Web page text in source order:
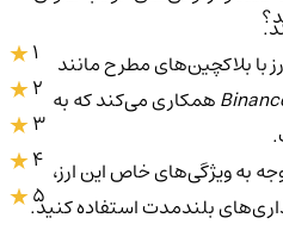
با بلاکچین‌های مطرح مانند
همکاری می‌کند که به
به ویژگی‌های خاص این ارز،
بلندمدت استفاده کنید.
3
4
5